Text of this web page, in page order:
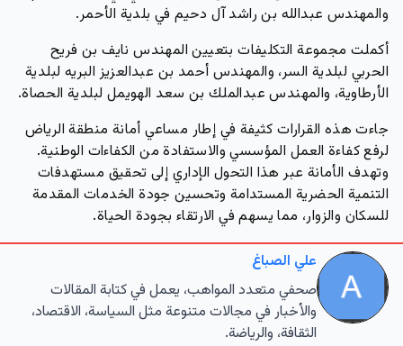
والمهندس عبدالله بن راشد آل دحيم في بلدية الأحمر.
أكملت مجموعة التكليفات بتعيين المهندس نايف بن فريح
الحربي لبلدية السر، والمهندس أحمد بن عبدالعزيز البريه لبلدية
الأرطاوية، والمهندس عبدالملك بن سعد الهويمل لبلدية الحصاة.
جاءت هذه القرارات كثيفة في إطار مساعي أمانة منطقة الرياض
لرفع كفاءة العمل المؤسسي والاستفادة من الكفاءات الوطنية.
وتهدف الأمانة عبر هذا التحول الإداري إلى تحقيق مستهدفات
التنمية الحضرية المستدامة وتحسين جودة الخدمات المقدمة
للسكان والزوار، مما يسهم في الارتقاء بجودة الحياة.
علي الصباغ
صحفي متعدد المواهب، يعمل في كتابة المقالات
والأخبار في مجالات متنوعة مثل السياسة، الاقتصاد،
الثقافة، والرياضة.